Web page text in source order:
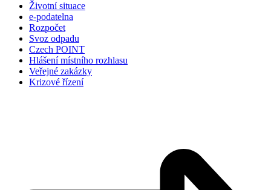
Životní situace
e-podatelna
Rozpočet
Svoz odpadu
Czech POINT
Hlášení místního rozhlasu
Veřejné zakázky
Krizové řízení